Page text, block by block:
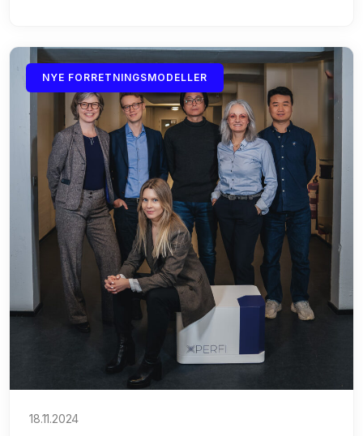
NYE FORRETNINGSMODELLER
18.11.2024